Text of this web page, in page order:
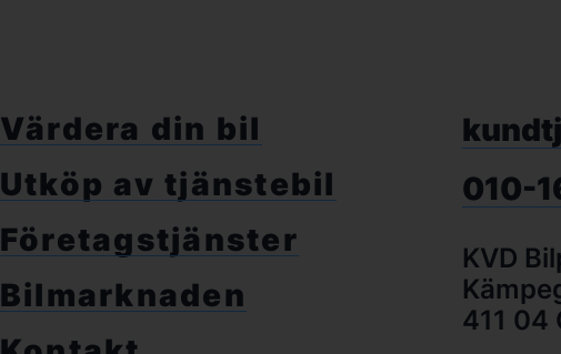
Värdera din bil
Utköp av tjänstebil
Företagstjänster
Bilmarknaden
010-
KVD
411 04